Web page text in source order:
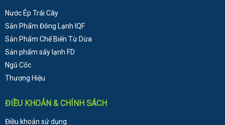
Nước Ép Trái Cây
Sản Phẩm Đông Lạnh IQF
Sản Phẩm Chế Biến Từ Dừa
Sản phẩm sấy lạnh FD
Ngũ Cốc
Thương Hiệu
ĐIỀU KHOẢN & CHÍNH SÁCH
Điều khoản sử dụng